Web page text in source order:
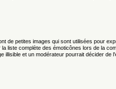
de petites images qui sont utilisées pour
liste complète des émoticônes lors de la
illisible et un modérateur pourrait décider de